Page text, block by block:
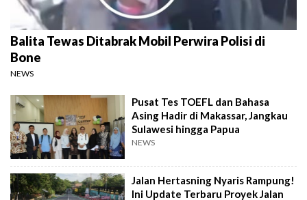
Balita Tewas Ditabrak Mobil Perwira Polisi di
Bone
NEWS
Pusat Tes TOEFL dan Bahasa
Asing Hadir di Makassar, Jangkau
Sulawesi hingga Papua
NEWS
Jalan Hertasning Nyaris Rampung!
Ini Update Terbaru Proyek Jalan